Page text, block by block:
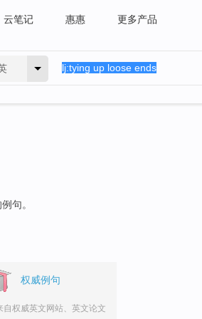
云笔记 惠惠 更多产品
句。
权威例句
自权威英文网站、英文论文